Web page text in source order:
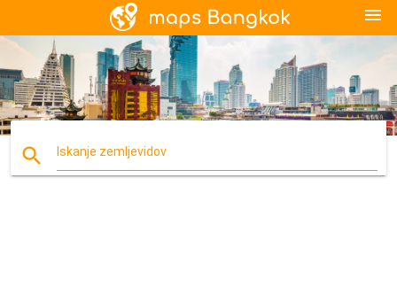
menu
search Iskanje zemljevidov